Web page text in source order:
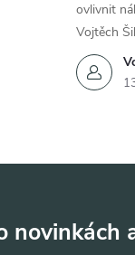
ovlivnit
Vojtěch
novinkách